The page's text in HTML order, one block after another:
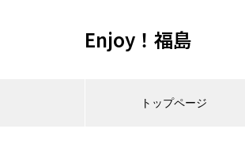
Enjoy！福島
トップページ